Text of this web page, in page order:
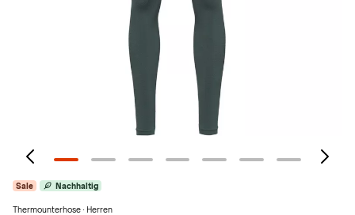
Sale Nachhaltig
Thermounterhose · Herren